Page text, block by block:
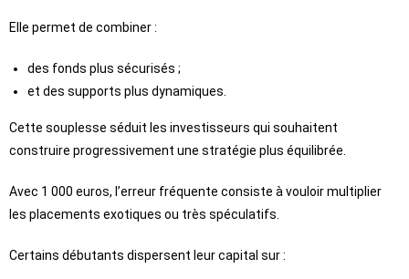
Elle permet de combiner :
des fonds plus sécurisés ;
et des supports plus dynamiques.
Cette souplesse séduit les investisseurs qui souhaitent
construire progressivement une stratégie plus équilibrée.
Avec 1 000 euros, l’erreur fréquente consiste à vouloir multiplier
les placements exotiques ou très spéculatifs.
Certains débutants dispersent leur capital sur :